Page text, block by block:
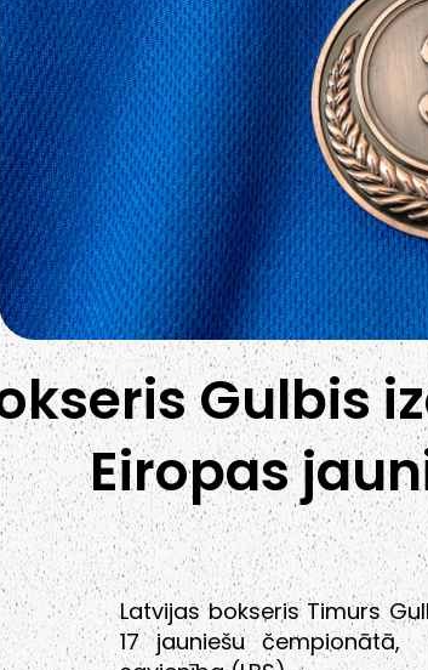
Gulbis
Eiropas
Latvijas bokseris Timurs
17 jauniešu čempionātā,